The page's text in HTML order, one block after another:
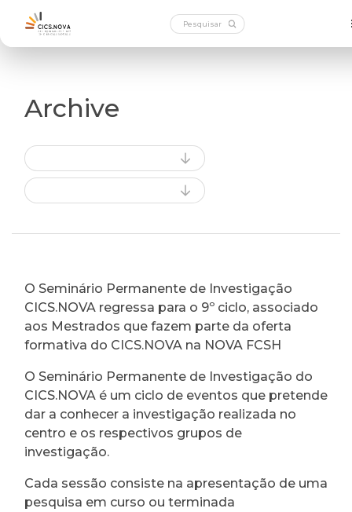
Archive
O Seminário Permanente de Investigação
CICS.NOVA regressa para o 9º ciclo, associado
aos Mestrados que fazem parte da oferta
formativa do CICS.NOVA na NOVA FCSH
O Seminário Permanente de Investigação do
CICS.NOVA é um ciclo de eventos que pretende
dar a conhecer a investigação realizada no
centro e os respectivos grupos de
investigação.
Cada sessão consiste na apresentação de uma
pesquisa em curso ou terminada